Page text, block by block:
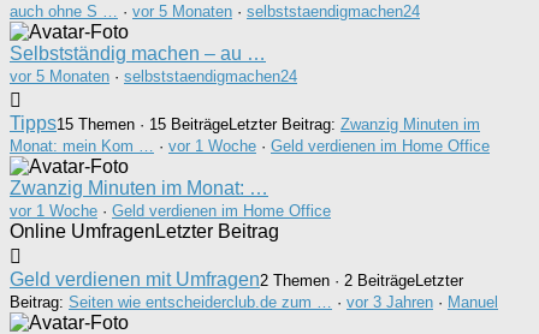
auch ohne S …
· vor 5 Monaten · selbststaendigmachen24
Selbstständig machen – au …
vor 5 Monaten · selbststaendigmachen24
Tipps15 Themen · 15 BeiträgeLetzter Beitrag: Zwanzig Minuten im
Monat: mein Kom …
· vor 1 Woche · Geld verdienen im Home Office
Zwanzig Minuten im Monat: …
vor 1 Woche · Geld verdienen im Home Office
Online Umfragen Letzter Beitrag
Geld verdienen mit Umfragen2 Themen · 2 BeiträgeLetzter
Beitrag: Seiten wie entscheiderclub.de zum … · vor 3 Jahren · Manuel